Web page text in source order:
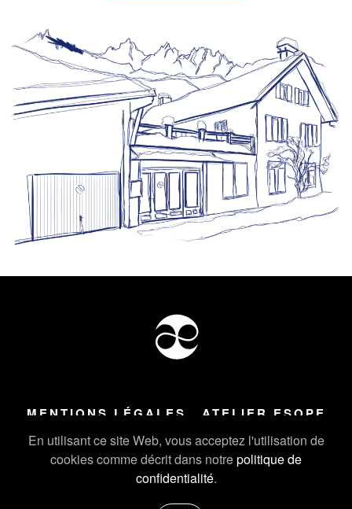
En utilisant ce site Web, vous acceptez l'utilisation de
cookies comme décrit dans notrepolitique de
confidentialité.
MENTIONS LÉGALES ATELIER ESOPE